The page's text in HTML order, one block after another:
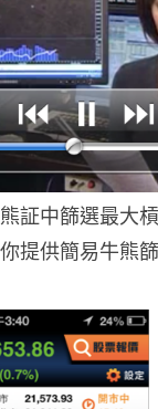
証中篩選最大
提供簡易牛熊